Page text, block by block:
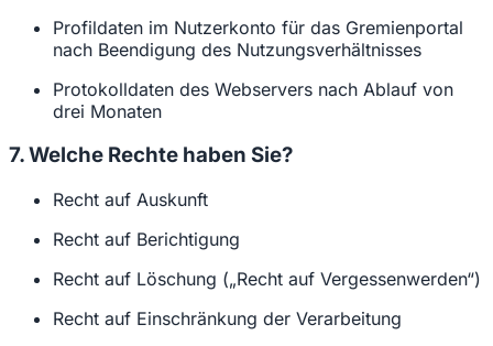
Profildaten im Nutzerkonto für das Gremienportal
nach Beendigung des Nutzungsverhältnisses
Protokolldaten des Webservers nach Ablauf von
drei Monaten
7. Welche Rechte haben Sie?
Recht auf Auskunft
Recht auf Berichtigung
Recht auf Löschung („Recht auf Vergessenwerden“)
Recht auf Einschränkung der Verarbeitung